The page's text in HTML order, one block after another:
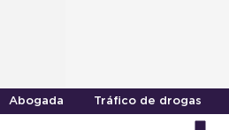
Abogada Tráfico de drogas